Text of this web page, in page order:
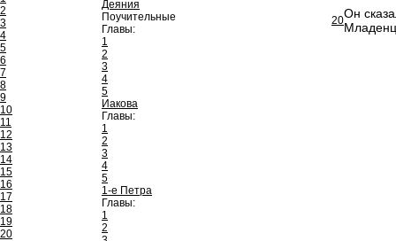
2
3
4
5
6
7
8
9
10
11
12
13
14
15
16
17
18
19
20
Деяния
Поучительные
Главы:
1
2
3
4
5
Иакова
Главы:
1
2
3
4
5
1-е Петра
Главы:
1
2
20Он